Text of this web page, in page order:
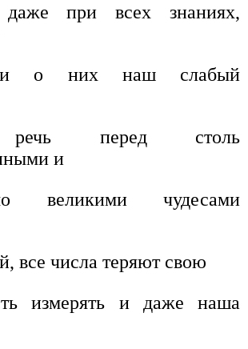
при всех знаниях,
о них наш слабый
речь перед столь
и
великими чудесами
все числа теряют свою
измерять и даже наша